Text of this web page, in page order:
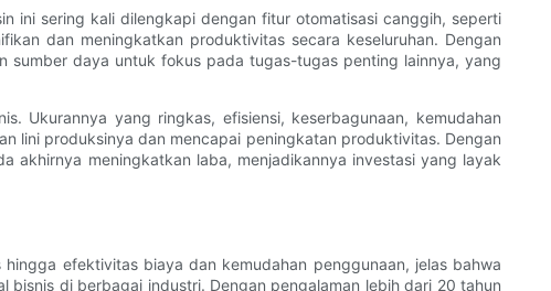
ini sering kali dilengkapi dengan fitur otomatisasi canggih, seperti
dan meningkatkan produktivitas secara keseluruhan. Dengan
sumber daya untuk fokus pada tugas-tugas penting lainnya, yang
Ukurannya yang ringkas, efisiensi, keserbagunaan, kemudahan
lini produksinya dan mencapai peningkatan produktivitas. Dengan
akhirnya meningkatkan laba, menjadikannya investasi yang layak
efektivitas biaya dan kemudahan penggunaan, jelas bahwa
di berbagai industri. Dengan pengalaman lebih dari 20 tahun